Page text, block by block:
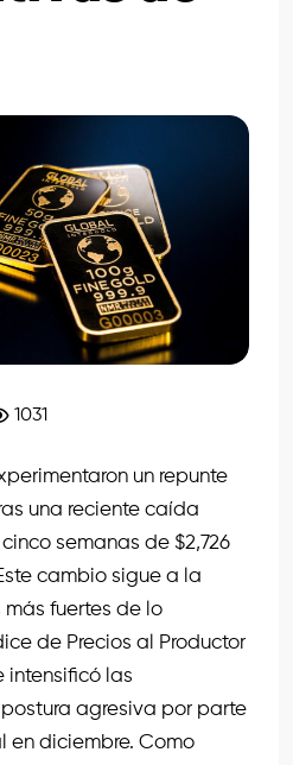
1031
un repunte
una reciente caída
semanas de $2,726
cambio sigue a la
fuertes de lo
de Precios al Productor
intensificó las
agresiva por parte
en diciembre. Como